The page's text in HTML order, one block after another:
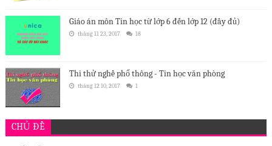
Giáo án môn Tin học từ lớp 6 đến lớp 12 (đầy đủ)
tháng 11 23, 2017 18
Thi thử nghề phổ thông - Tin học văn phòng
tháng 12 10, 2017 1
CHỦ ĐỀ